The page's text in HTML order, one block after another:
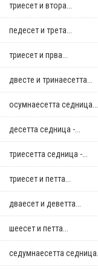
триесет и втора...
педесет и трета...
триесет и прва...
двестe и тринаесетта...
осумнaесетта седница...
десетта седница -...
триесетта седница -...
триесет и петта...
дваесет и деветта...
шеесет и петта...
седумнаесетта седница...